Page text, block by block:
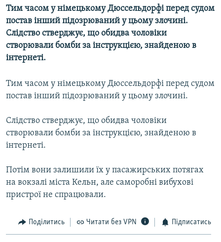
СВІТ
КИТАЙ.ВИКЛИКИ
МУЛЬТИМЕДІА
ФОТО
СПЕЦПРОЄКТИ
ПОДКАСТИ
РУС
УКР
ДОЛУЧАЙСЯ!
Тим часом у німецькому Дюссельдорфі перед судом
постав інший підозрюваний у цьому злочині.
Слідство стверджує, що обидва чоловіки
створювали бомби за інструкцією, знайденою в
інтернеті.
Тим часом у німецькому Дюссельдорфі перед судом
постав інший підозрюваний у цьому злочині.
Слідство стверджує, що обидва чоловіки
створювали бомби за інструкцією, знайденою в
інтернеті.
Потім вони залишили їх у пасажирських потягах
на вокзалі міста Кельн, але саморобні вибухові
пристрої не спрацювали.
Поділитись Читати без VPN Підписатись